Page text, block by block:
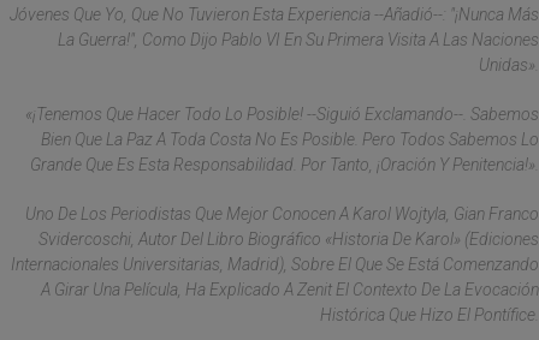
Jóvenes Que Yo, Que No Tuvieron Esta Experiencia --Añadió--: "¡Nunca Más
La Guerra!", Como Dijo Pablo VI En Su Primera Visita A Las Naciones
Unidas».
«¡Tenemos Que Hacer Todo Lo Posible! --Siguió Exclamando--. Sabemos
Bien Que La Paz A Toda Costa No Es Posible. Pero Todos Sabemos Lo
Grande Que Es Esta Responsabilidad. Por Tanto, ¡oración Y Penitencia!».
Uno De Los Periodistas Que Mejor Conocen A Karol Wojtyla, Gian Franco
Svidercoschi, Autor Del Libro Biográfico «Historia De Karol» (Ediciones
Internacionales Universitarias, Madrid), Sobre El Que Se Está Comenzando
A Girar Una Película, Ha Explicado A Zenit El Contexto De La Evocación
Histórica Que Hizo El Pontífice.